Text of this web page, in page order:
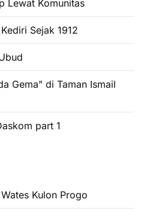
Lewat Komunitas
Sejak 1912
Gema" di Taman Ismail
part 1
Kulon Progo